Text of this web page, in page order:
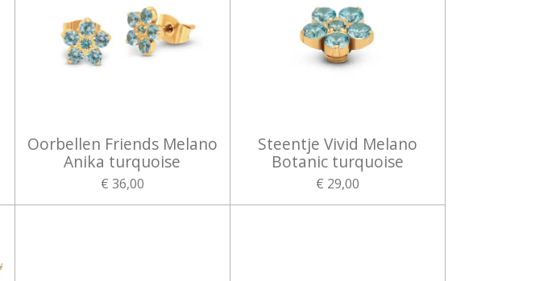
Oorbellen Friends Melano
Anika turquoise
€ 36,00
Steentje Vivid Melano
Botanic turquoise
€ 29,00